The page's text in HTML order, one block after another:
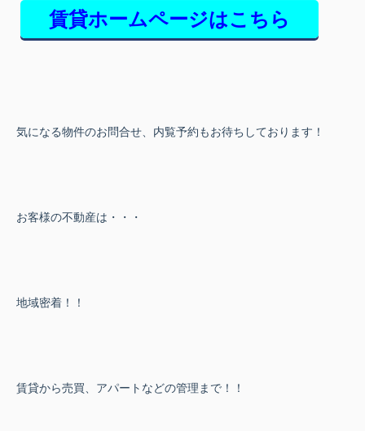
賃貸ホームページはこちら
気になる物件のお問合せ、内覧予約もお待ちしております！
お客様の不動産は・・・
地域密着！！
賃貸から売買、アパートなどの管理まで！！